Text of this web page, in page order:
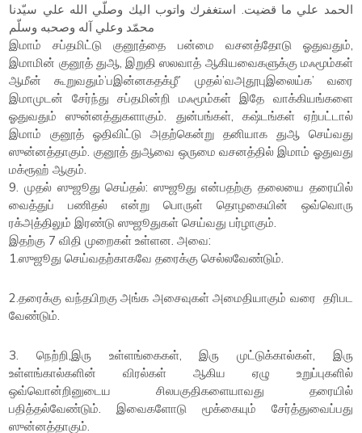
الحمد علي ما قضيت. استغفرك واتوب اليك وصلّي الله علي سيّدنا
இமாம் சப்தமிட்டு குனூத்தை பன்மை வசனத்தோடு ஓதுவதும்,
இமாமின் குனூத் துஆ, இறுதி ஸலவாத் ஆகியவைகளுக்கு மஃமூம்கள்
ஆமீன் கூறுவதும்’பஇன்னகதக்ழீ’ முதல்’வஅதூபுஇலைய்க’ வரை
இமாமுடன் சேர்ந்து சப்தமின்றி மஃமூம்கள் இதே வாக்கியங்களை
ஓதுவதும் ஸுன்னத்துகளாகும். துன்பங்கள், கஷ்டங்கள் ஏற்பட்டால்
இமாம் குனூத் ஓதிவிட்டு அதற்கென்று தனியாக துஆ செய்வது
ஸுன்னத்தாகும். குனூத் துஆவை ஒருமை வசனத்தில் இமாம் ஓதுவது
மக்ரூஹ் ஆகும்.
9. முதல் ஸுஜூது செய்தல்: ஸுஜூது என்பதற்கு தலையை தரையில்
வைத்துப் பணிதல் என்று பொருள் தொழகையின் ஒவ்வொரு
ரக்அத்திலும் இரண்டு ஸுஜூதுகள் செய்வது பர்ழாகும்.
இதற்கு 7 விதி முறைகள் உள்ளன. அவை:
1.ஸுஜூது செய்வதற்காகவே தரைக்கு செல்லவேண்டும்.
2.தரைக்கு வந்தபிறகு அங்க அசைவுகள் அமைதியாகும் வரை தரிபட
வேண்டும்.
3. நெற்றி,இரு உள்ளங்கைகள், இரு முட்டுக்கால்கள், இரு
உள்ளங்கால்களின் விரல்கள் ஆகிய ஏழு உறுப்புகளில்
ஒவ்வொன்றினுடைய சிலபகுதிகளையாவது தரையில்
பதித்தல்வேண்டும். இவைகளோடு மூக்கையும் சேர்த்துவைப்பது
ஸுன்னத்தாகும்.